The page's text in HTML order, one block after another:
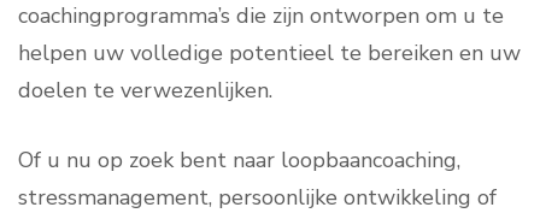
coachingprogramma’s die zijn ontworpen om u te
helpen uw volledige potentieel te bereiken en uw
doelen te verwezenlijken.
Of u nu op zoek bent naar loopbaancoaching,
stressmanagement, persoonlijke ontwikkeling of